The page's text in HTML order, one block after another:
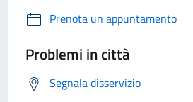
Prenota un appuntamento
Problemi in città
Segnala disservizio